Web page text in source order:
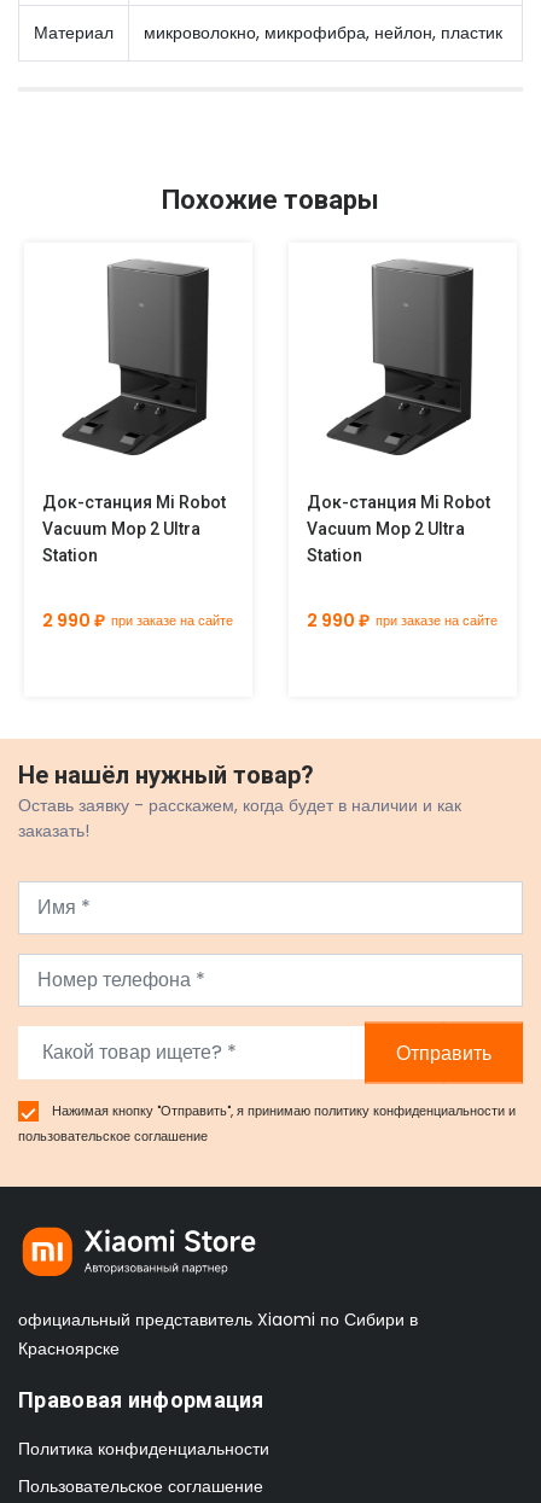
Материал микроволокно, микрофибра, нейлон, пластик
Похожие товары
Док-станция Mi Robot
Vacuum Mop 2 Ultra
Station
2 990 ₽ при заказе на сайте
Док-станция Mi Robot
Vacuum Mop 2 Ultra
Station
2 990 ₽ при заказе на сайте
Не нашёл нужный товар?
Оставь заявку - расскажем, когда будет в наличии и как
заказать!
Отправить
Нажимая кнопку "Отправить", я принимаюполитику конфиденциальностии
пользовательское соглашение
официальный представитель Xiaomi по Сибири в
Красноярске
Правовая информация
Политика конфиденциальности
Пользовательское соглашение